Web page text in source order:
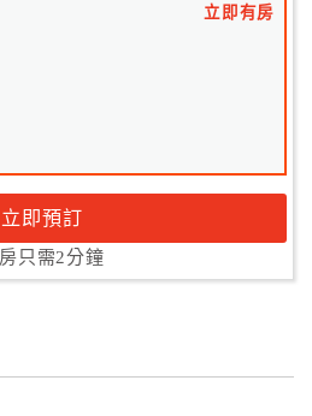
立即有房
立即預訂
只需2分鐘